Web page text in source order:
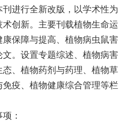
刊进行全新改版，以学术性为
创新。主要刊载植物生命运
保障与提高、植物病虫鼠害
。设置专题综述、植物病害
、植物药剂与药理、植物草
疫、植物健康综合管理等栏
：